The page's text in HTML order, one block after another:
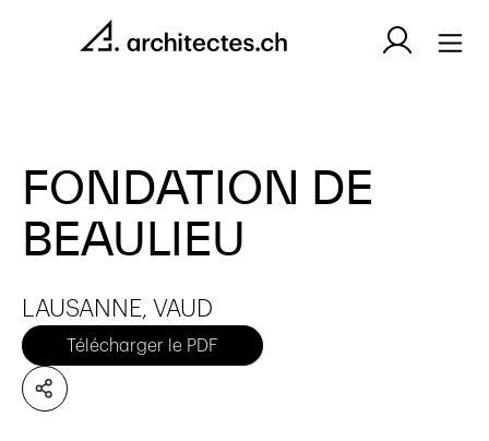
FONDATION DE
BEAULIEU
LAUSANNE, VAUD
Télécharger le PDF